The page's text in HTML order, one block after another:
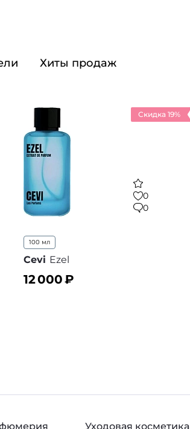
Хиты продаж
Скидка 19%
0
0
100 мл
Cevi Ezel
12 000₽
Уходовая косметика